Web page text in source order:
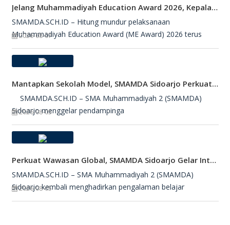
Jelang Muhammadiyah Education Award 2026, Kepala SMAMDA Sidoarjo Suntik Semangat Kontingen
SMAMDA.SCH.ID – Hitung mundur pelaksanaan
Muhammadiyah Education Award (ME Award) 2026 terus
2026-08-07
Mantapkan Sekolah Model, SMAMDA Sidoarjo Perkuat Pembelajaran Mendalam Dan KKA
SMAMDA.SCH.ID – SMA Muhammadiyah 2 (SMAMDA)
Sidoarjo menggelar pendampinga
2026-08-05
Perkuat Wawasan Global, SMAMDA Sidoarjo Gelar International Talk Show Bersama Mahasiswa Turki
SMAMDA.SCH.ID – SMA Muhammadiyah 2 (SMAMDA)
Sidoarjo kembali menghadirkan pengalaman belajar
2026-08-05